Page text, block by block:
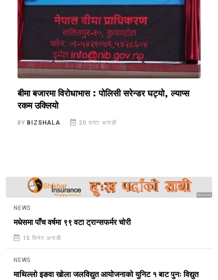
बीमा बजारमा विरोधाभास : पोलिसी सरेन्डर घट्यो, ल्याप्स
रकम उक्लियो
BY BIZSHALA 20 घण्टा अगाडी
Sponsored
NEWS
मधेसमा पाँच वर्षमा ९९ वटा ट्रान्सफर्मर चोरी
15 मिनेट अगाडी
NEWS
माथिल्लो इङवा खोला जलविद्युत आयोजनाको युनिट १ बाट पुनः विद्युत